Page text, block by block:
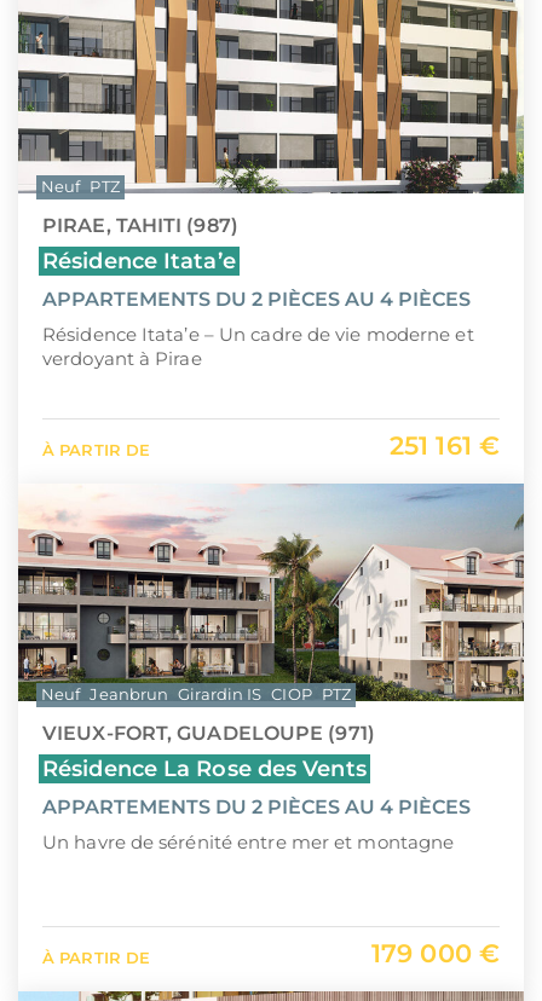
PIRAE, TAHITI (987)
Résidence Itata’e
APPARTEMENTS DU 2 PIÈCES AU 4 PIÈCES
Résidence Itata’e – Un cadre de vie moderne et
verdoyant à Pirae
À PARTIR DE 251 161 €
Neuf PTZ
VIEUX-FORT, GUADELOUPE (971)
Résidence La Rose des Vents
APPARTEMENTS DU 2 PIÈCES AU 4 PIÈCES
Un havre de sérénité entre mer et montagne
À PARTIR DE 179 000 €
Neuf Jeanbrun Girardin IS CIOP PTZ